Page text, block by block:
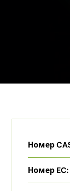
Номер
Номер EC: